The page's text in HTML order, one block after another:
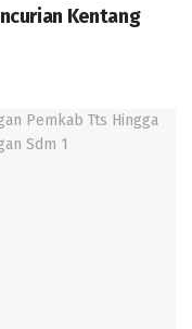
Kentang